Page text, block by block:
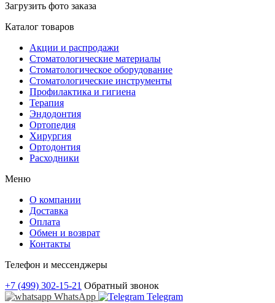
Загрузить фото заказа
Каталог товаров
Акции и распродажи
Стоматологические материалы
Стоматологическое оборудование
Стоматологические инструменты
Профилактика и гигиена
Терапия
Эндодонтия
Ортопедия
Хирургия
Ортодонтия
Расходники
Меню
О компании
Доставка
Оплата
Обмен и возврат
Контакты
Телефон и мессенджеры
+7 (499) 302-15-21 Обратный звонок
WhatsApp
Telegram